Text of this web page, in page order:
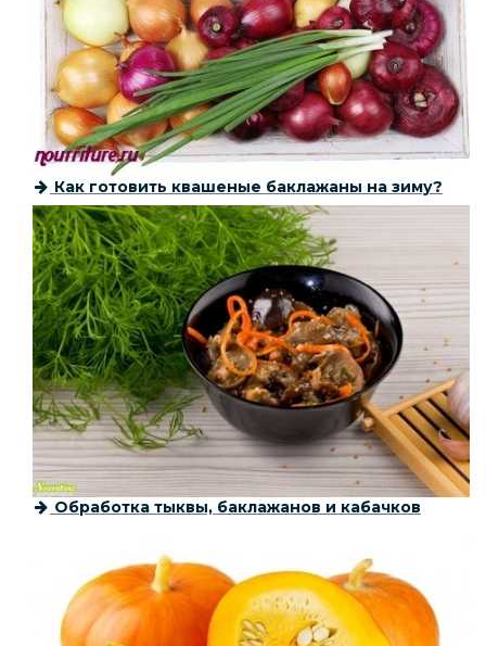
Как готовить квашеные баклажаны на зиму?
Обработка тыквы, баклажанов и кабачков